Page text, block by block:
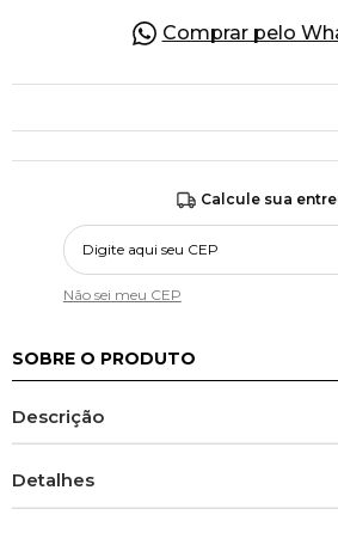
Comprar pelo
Calcule sua
Não sei meu CEP
SOBRE O PRODUTO
Descrição
Detalhes